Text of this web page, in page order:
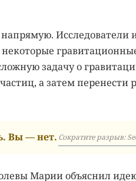
Исследователи
задачу о
а затем перенести
Вы — нет. Сократите разрыв:
Марии объяснил